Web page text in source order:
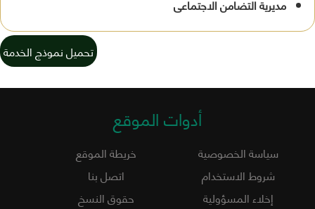
مديرية التضامن الاجتماعى
تحميل نموذج الخدمة
أدوات الموقع
سياسة الخصوصية
خريطة الموقع
شروط الاستخدام
اتصل بنا
إخلاء المسؤولية
حقوق النسخ